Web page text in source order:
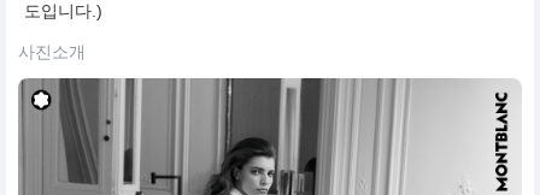
도입니다.)
사진소개